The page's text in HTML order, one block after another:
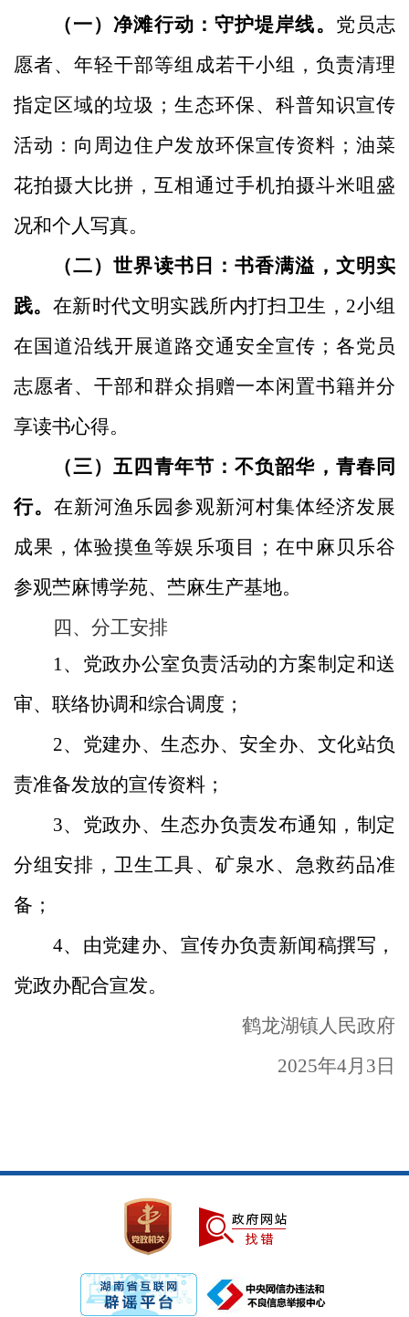
（一）净滩行动：守护堤岸线。 党员志
愿者、年轻干部等组成若干小组，负责清理
指定区域的垃圾；生态环保、科普知识宣传
活动：向周边住户发放环保宣传资料；油菜
花拍摄大比拼，互相通过手机拍摄斗米咀盛
况和个人写真。
（二）世界读书日：书香满溢，文明实
践。 在新时代文明实践所内打扫卫生， 2小组
在国道沿线开展道路交通安全宣传；各党员
志愿者、干部和群众捐赠一本闲置书籍并分
享读书心得。
（三）五四青年节：不负韶华，青春同
行。在新河渔乐园参观新河村集体经济发展
成果，体验摸鱼等娱乐项目；在中麻贝乐谷
参观苎麻博学苑、苎麻生产基地。
四、 分工安排
1、党政办公室负责活动的方案制定和送
审、联络协调和综合调度；
2、党建办、生态办、安全办、文化站负
责准备发放的宣传资料；
3、党政办、生态办负责发布通知，制定
分组安排，卫生工具、矿泉水、急救药品准
备；
4、由党建办、宣传办负责新闻稿撰写，
党政办配合宣发。
鹤龙湖镇人民政府
2025年4月3日